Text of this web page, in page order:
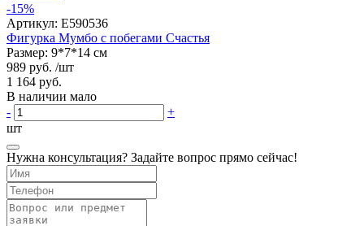
-15%
Артикул: E590536
Фигурка Мумбо с побегами Счастья
Размер: 9*7*14 см
989 руб. /шт
1 164 руб.
В наличии мало
-
+
шт
Нужна консультация? Задайте вопрос прямо сейчас!